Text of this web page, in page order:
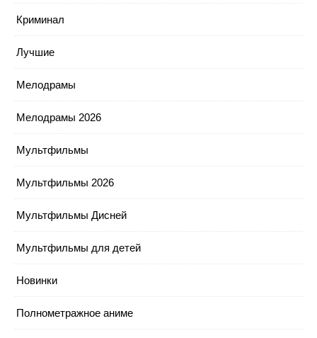
Криминал
Лучшие
Мелодрамы
Мелодрамы 2026
Мультфильмы
Мультфильмы 2026
Мультфильмы Дисней
Мультфильмы для детей
Новинки
Полнометражное аниме